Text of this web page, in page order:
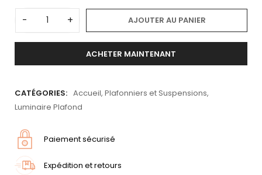
- + AJOUTER AU PANIER
ACHETER MAINTENANT
CATÉGORIES: Accueil, Plafonniers et Suspensions,
Luminaire Plafond
Paiement sécurisé
Expédition et retours